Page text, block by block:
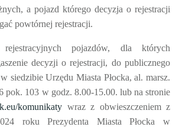
a pojazd którego decyzja o rejestracji
powtórnej rejestracji.
rejestracyjnychpojazdów, dla których
decyzji o rejestracji, do publicznego
siedzibie Urzędu Miasta Płocka, al. marsz.
pok. 103 w godz. 8.00-15.00. lub na stronie
komunikaty wraz z obwieszczeniem z
rokuPrezydenta Miasta Płocka w